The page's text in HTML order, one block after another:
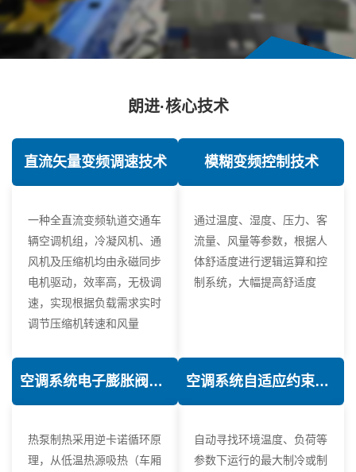
朗进·核心技术
直流矢量变频调速技术
一种全直流变频轨道交通车
辆空调机组，冷凝风机、通
风机及压缩机均由永磁同步
电机驱动，效率高，无极调
速，实现根据负载需求实时
调节压缩机转速和风量
模糊变频控制技术
通过温度、湿度、压力、客
流量、风量等参数，根据人
体舒适度进行逻辑运算和控
制系统，大幅提高舒适度
空调系统电子膨胀阀热力学优化技术
热泵制热采用逆卡诺循环原
理，从低温热源吸热（车厢
空调系统自适应约束控制技术
自动寻找环境温度、负荷等
参数下运行的最大制冷或制